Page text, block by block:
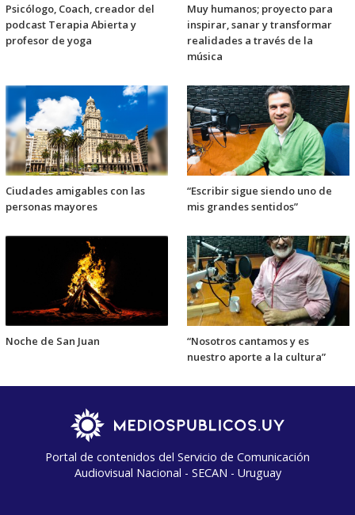
Psicólogo, Coach, creador del
podcast Terapia Abierta y
profesor de yoga
Muy humanos; proyecto para
inspirar, sanar y transformar
realidades a través de la
música
Ciudades amigables con las
personas mayores
“Escribir sigue siendo uno de
mis grandes sentidos”
Noche de San Juan
“Nosotros cantamos y es
nuestro aporte a la cultura”
Portal de contenidos del Servicio de Comunicación
Audiovisual Nacional - SECAN - Uruguay